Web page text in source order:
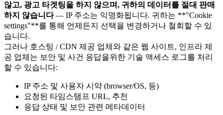
않고, 광고 타겟팅을 하지 않으며, 귀하의 데이터를 절대 판매
하지 않습니다— IP 주소는 익명화됩니다. 귀하는 **"Cookie
settings"**를 통해 언제든지 선택을 변경하거나 철회할 수 있
습니다.
그러나 호스팅 / CDN 제공 업체와 같은 웹 사이트, 인프라 제
공 업체는 보안 및 사건 응답을위한 기술 액세스 로그를 처리
할 수 있습니다:
IP 주소 및 사용자 시약 (browser/OS, 등)
요청된 타임스탬프 URL, 추천
응답 상태 및 보안 관련 메타데이터